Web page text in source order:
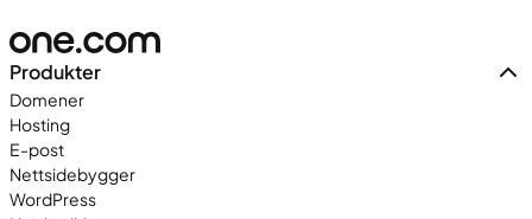
Produkter
Domener
Hosting
E-post
Nettsidebygger
WordPress